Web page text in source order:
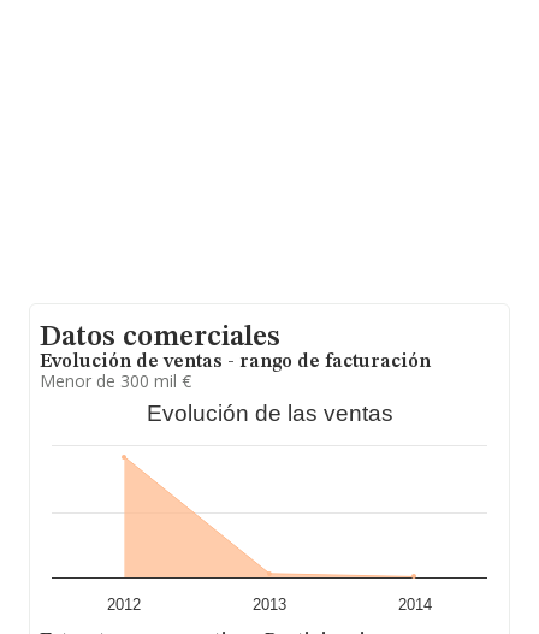
Datos comerciales
Evolución de ventas - rango de facturación
Menor de 300 mil €
Evolución de las ventas
2012 2013 2014